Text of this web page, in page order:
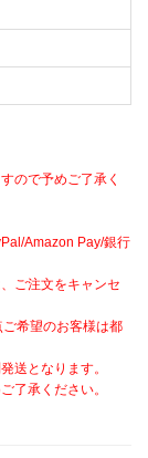
ので予めご了承く
Amazon Pay/銀行
ご注文をキャンセ
希望のお客様は都
送となります。
了承ください。